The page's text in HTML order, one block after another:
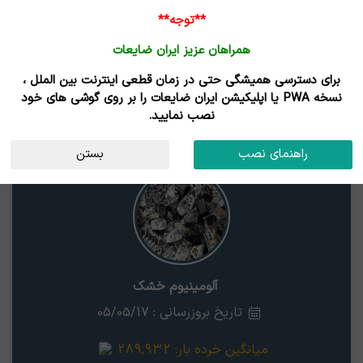
نتایج جستجوی قیمت
قزوین
آلومینیوم خشک
تاریخ بروزرسانی : 05/05/17
میانگین خرده بار: 289,932
**توجه**
همراهان عزیز ایران ضایعات
برای دسترسی همیشگی حتی در زمان قطعی اینترنت بین الملل ،
نسخه PWA یا اپلیکیشن ایران ضایعات را بر روی گوشی های خود
نصب نمایید.
راهنمای نصب بستن